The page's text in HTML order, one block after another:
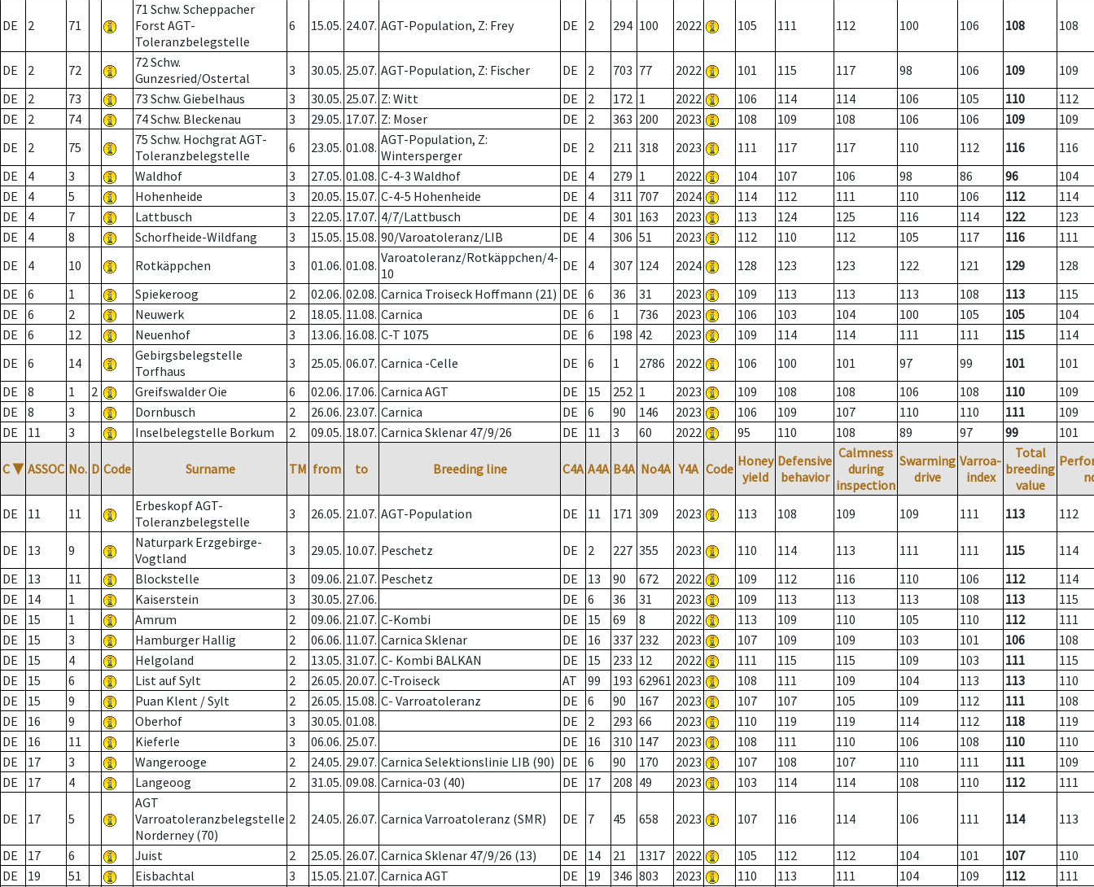
DE 2 71
71 Schw. Scheppacher
Forst AGT-
Toleranzbelegstelle
6 15.05. 24.07. AGT-Population, Z: Frey DE 2 294 100 2022 105 111 112 100 106 108 108
DE 2 72
72 Schw.
Gunzesried/Ostertal
3 30.05. 25.07. AGT-Population, Z: Fischer DE 2 703 77 2022 101 115 117 98 106 109
109
DE
2 73 73 Schw. Giebelhaus 3 30.05. 25.07. Z: Witt DE 2 172 1 2022 106 114 114 106 105 110
112
DE
2 74 74 Schw. Bleckenau 3 29.05. 17.07. Z: Moser DE 2 363 200 2023 108 109 108 106 106 109
109
DE
2 75
75 Schw. Hochgrat AGT-
Toleranzbelegstelle
6 23.05. 01.08. AGT-Population, Z:
Wintersperger
DE 2 211 318 2023 111 117 117 110 112 116
116
DE
4 3 Waldhof 3 27.05. 01.08. C-4-3 Waldhof DE 4 279 1 2022 104 107 106 98 86 96
104
DE
4 5 Hohenheide 3 20.05. 15.07. C-4-5 Hohenheide DE 4 311 707 2024 114 112 111 110 106 112
114
DE
4 7 Lattbusch 3 22.05. 17.07. 4/7/Lattbusch DE 4 301 163 2023 113 124 125 116 114 122
123
DE
4 8 Schorfheide-Wildfang 3 15.05. 15.08. 90/Varoatoleranz/LIB DE 4 306 51 2023 112 110 112 105 117 116
111
DE
4 10 Rotkäppchen 3 01.06. 01.08. Varoatoleranz/Rotkäppchen/4-
10
DE 4 307 124 2024 128 123 123 122 121 129
128
DE
6 1 Spiekeroog 2 02.06. 02.08. Carnica Troiseck Hoffmann (21) DE 6 36 31 2023 109 113 113 113 108 113
115
DE
6 2 Neuwerk 2 18.05. 11.08. Carnica DE 6 1 736 2023 106 103 104 100 105 105
104
DE
6 12 Neuenhof 3 13.06. 16.08. C-T 1075 DE 6 198 42 2023 109 114 114 111 111 115
114
DE
6 14
Gebirgsbelegstelle
Torfhaus
3 25.05. 06.07. Carnica -Celle DE 6 1 2786 2022 106 100 101 97 99 101
101
DE
8 1 2 Greifswalder Oie 6 02.06. 17.06. Carnica AGT DE 15 252 1 2023 109 108 108 106 108 110
109
DE
8 3 Dornbusch 2 26.06. 23.07. Carnica DE 6 90 146 2023 106 109 107 110 110 111
109
DE
11 3 Inselbelegstelle Borkum 2 09.05. 18.07. Carnica Sklenar 47/9/26 DE 11 3 60 2022 95 110 108 89 97 99 101
C ▼ ASSOC No. D Code Surname TM from to Breeding line C4A A4A B4A No4A Y4A Code Honey
yield
Defensive
behavior
Calmness
during
inspection
Swarming
drive
Varroa-
index
Total
breeding
value
DE 11 11
Erbeskopf AGT-
Toleranzbelegstelle
3 26.05. 21.07. AGT-Population DE 11 171 309 2023 113 108 109 109 111 113 112
DE 13 9
Naturpark Erzgebirge-
Vogtland
3 29.05. 10.07. Peschetz DE 2 227 355 2023 110 114 113 111 111 115
114
DE
13 11 Blockstelle 3 09.06. 21.07. Peschetz DE 13 90 672 2022 109 112 116 110 106 112
114
DE
14 1 Kaiserstein 3 30.05. 27.06. DE 6 36 31 2023 109 113 113 113 108 113
115
DE
15 1 Amrum 2 09.06. 21.07. C-Kombi DE 15 69 8 2022 113 109 110 105 110 112
111
DE
15 3 Hamburger Hallig 2 06.06. 11.07. Carnica Sklenar DE 16 337 232 2023 107 109 109 103 101 106
108
DE
15 4 Helgoland 2 13.05. 31.07. C- Kombi BALKAN DE 15 233 12 2022 111 115 115 109 103 111
115
DE
15 6 List auf Sylt 2 26.05. 20.07. C-Troiseck AT 99 193 62961 2023 108 111 109 104 113 113
110
DE
15 9 Puan Klent / Sylt 2 26.05. 15.08. C- Varroatoleranz DE 6 90 167 2023 107 107 105 109 112 111
108
DE
16 9 Oberhof 3 30.05. 01.08. DE 2 293 66 2023 110 119 119 114 112 118
119
DE
16 11 Kieferle 3 06.06. 25.07. DE 16 310 147 2023 108 111 110 106 108 110
110
DE
17 3 Wangerooge 2 24.05. 29.07. Carnica Selektionslinie LIB (90) DE 6 90 170 2023 107 108 107 110 111 111
109
DE
17 4 Langeoog 2 31.05. 09.08. Carnica-03 (40) DE 17 208 49 2023 103 114 114 108 110 112 111
DE 17 5
AGT
Varroatoleranzbelegstelle
Norderney (70)
2 24.05. 26.07. Carnica Varroatoleranz (SMR) DE 7 45 658 2023 107 116 114 106 111 114 113
DE 17 6 Juist 2 25.05. 26.07. Carnica Sklenar 47/9/26 (13) DE 14 21 1317 2022 105 112 112 104 101 107
110
DE
19 51 Eisbachtal 3 15.05. 21.07. Carnica AGT DE 19 346 803 2023 110 113 111 104 109 112
111